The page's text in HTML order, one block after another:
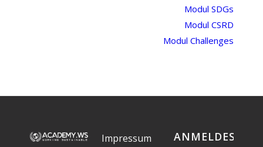
Modul SDGs
Modul CSRD
Modul Challenges
Impressum